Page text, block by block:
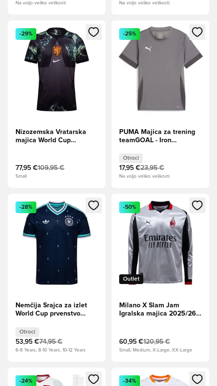
Na voljo veliko velikosti Na voljo veliko velikosti
Odpre Modal za prijavo ali vpis kot član
-29%
Nizozemska Vratarska
majica World Cup
77,95 €109,95 €
Small
Odpre Modal za prijavo ali
-25%
PUMA Majica za trening
teamGOAL - Iron
Otroci
17,95 €23,95 €
Na voljo veliko velikosti
Odpre Modal za prijavo ali vpis kot član
-28%
Nemčija Srajca za izlet
World Cup prvenstvo
Otroci
53,95 €74,95 €
6-8 Years, 8-10 Years, 10-12 Years
Odpre Modal za prijavo ali
Outlet
-50%
Milano X Slam Jam
Igralska majica 2025/26
60,95 €120,95 €
Small, Medium, X-Large, XX-Large
Odpre Modal za prijavo ali vpis kot član
-24%
Odpre Modal za prijavo ali
-34%